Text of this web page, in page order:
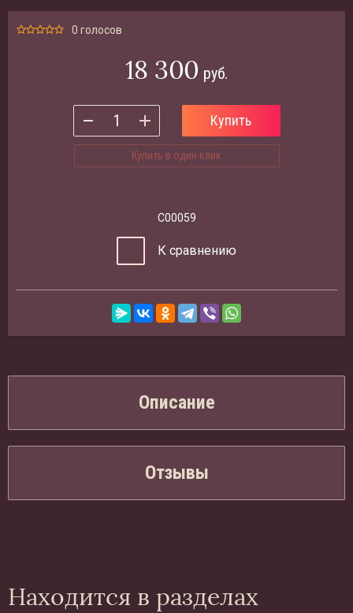
0 голосов
18 300 руб.
Купить
Купить в один клик
С00059
К сравнению
Описание
Отзывы
Находится в разделах